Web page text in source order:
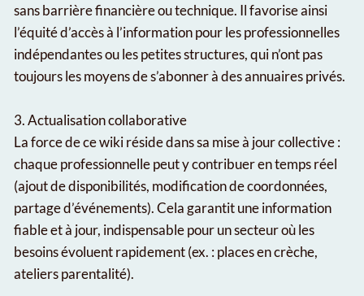
sans barrière financière ou technique. Il favorise ainsi
l’équité d’accès à l’information pour les professionnelles
indépendantes ou les petites structures, qui n’ont pas
toujours les moyens de s’abonner à des annuaires privés.
3. Actualisation collaborative
La force de ce wiki réside dans sa mise à jour collective :
chaque professionnelle peut y contribuer en temps réel
(ajout de disponibilités, modification de coordonnées,
partage d’événements). Cela garantit une information
fiable et à jour, indispensable pour un secteur où les
besoins évoluent rapidement (ex. : places en crèche,
ateliers parentalité).